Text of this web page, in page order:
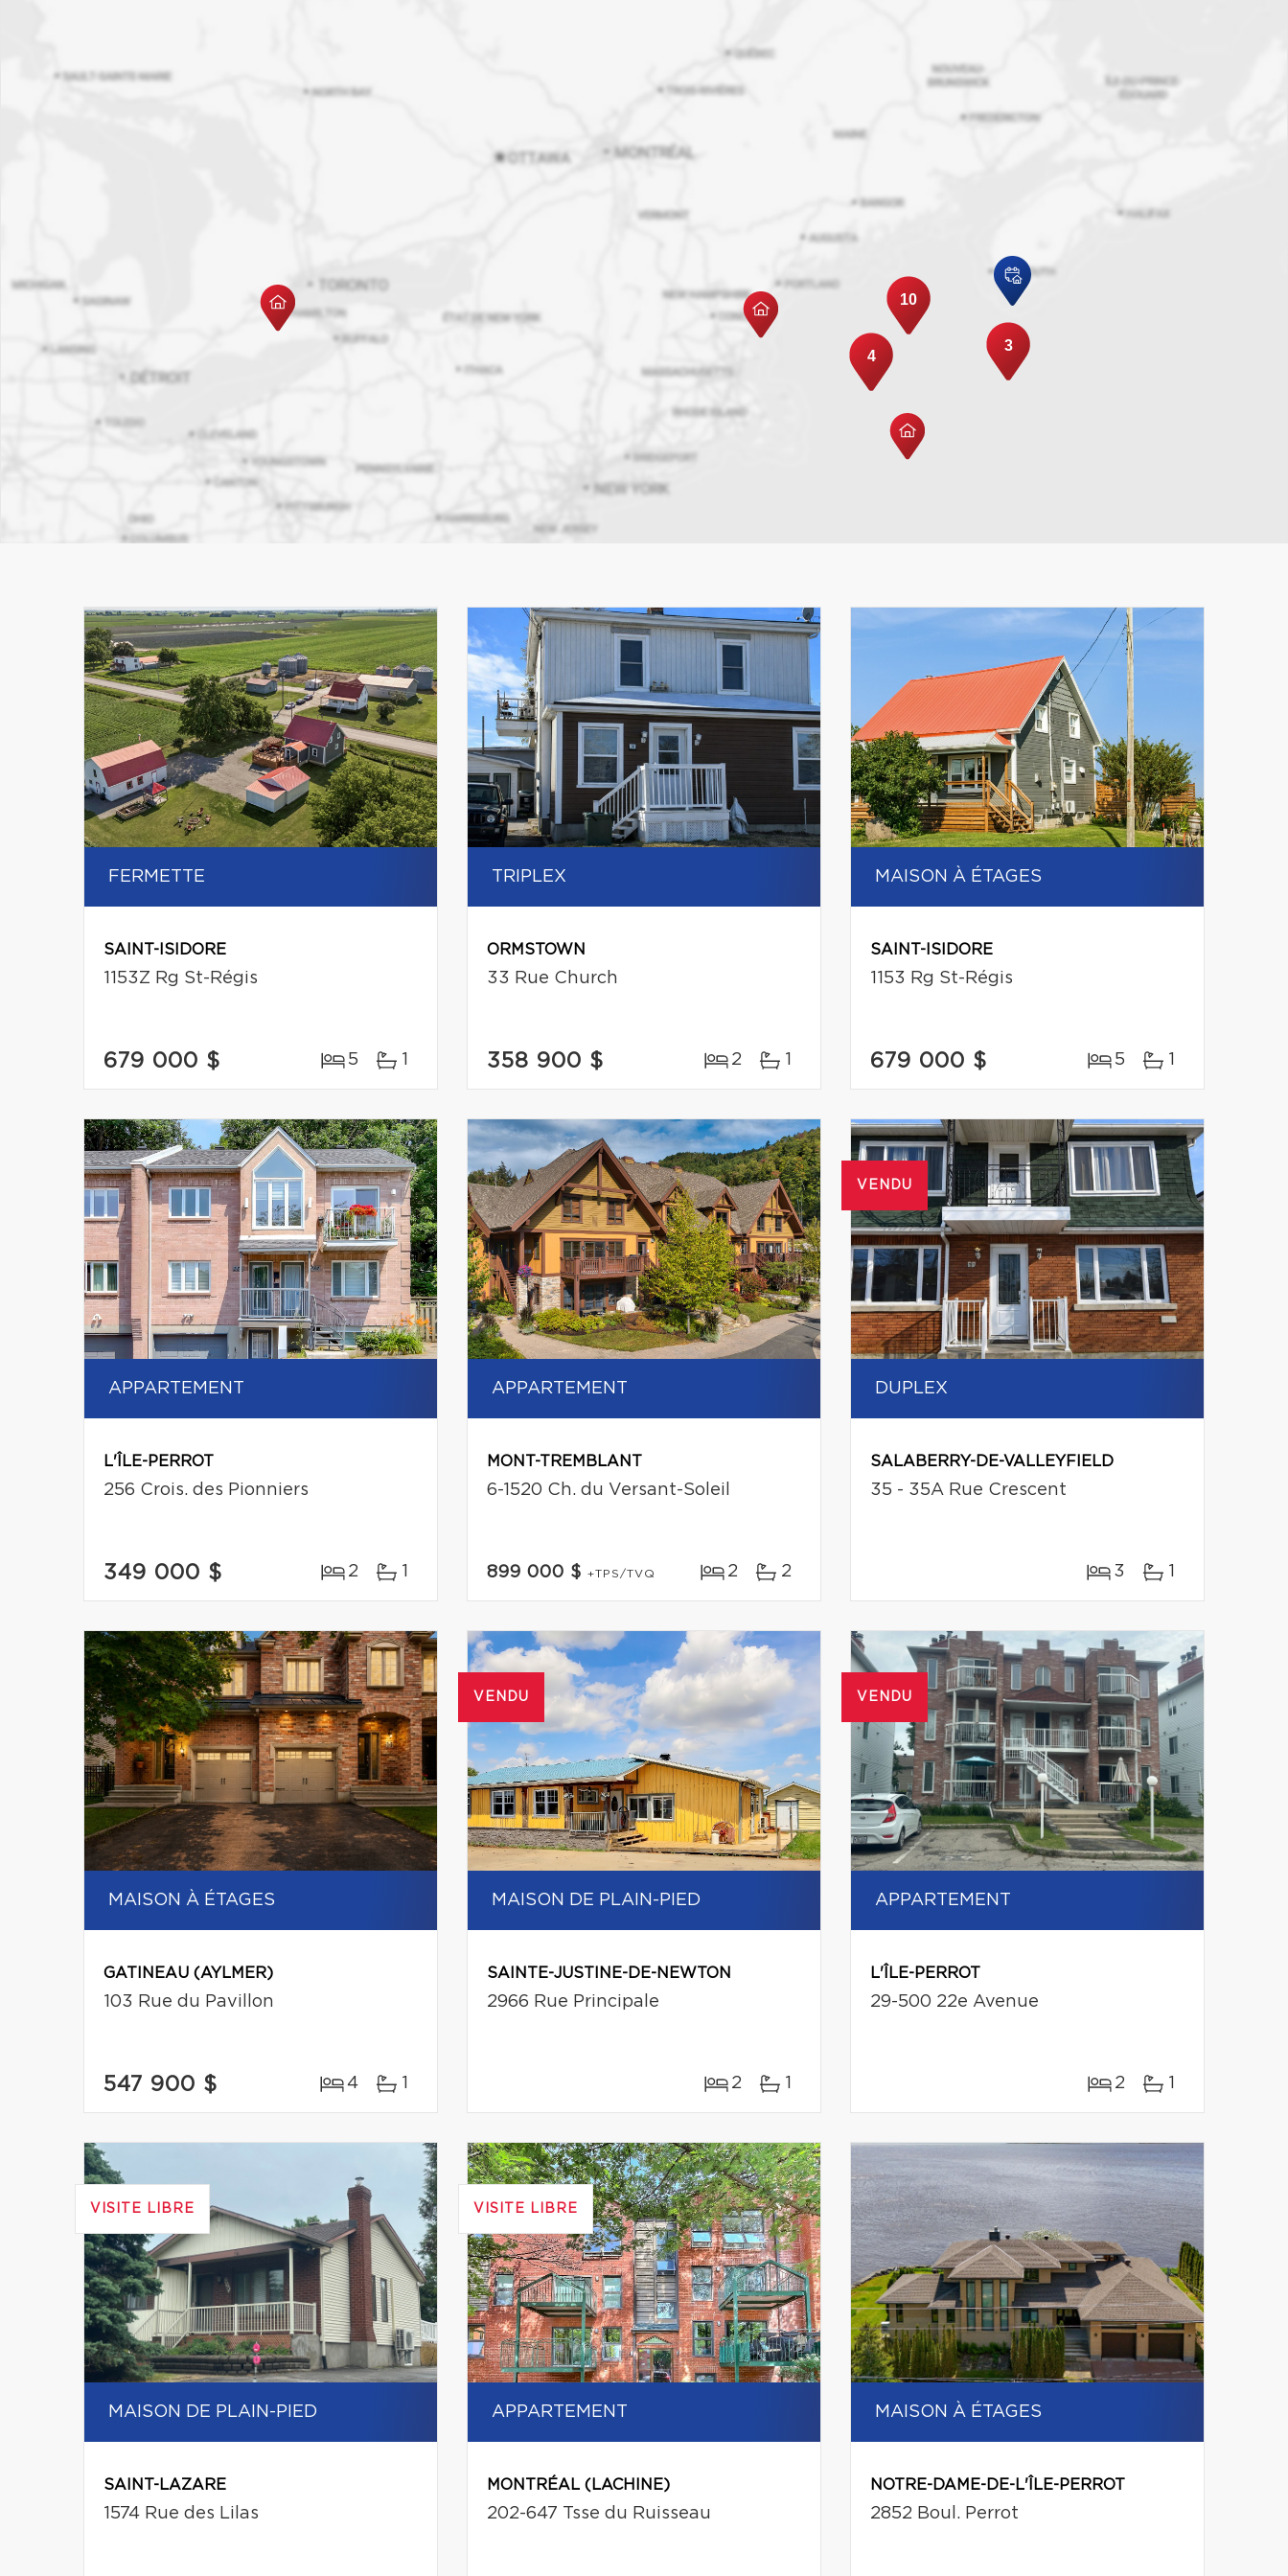
4
10
3
FERMETTE
SAINT-ISIDORE
1153Z Rg St-Régis
679 000 $ 5 1
TRIPLEX
ORMSTOWN
33 Rue Church
358 900 $ 2 1
MAISON À ÉTAGES
SAINT-ISIDORE
1153 Rg St-Régis
679 000 $ 5 1
APPARTEMENT
L'ÎLE-PERROT
256 Crois. des Pionniers
349 000 $ 2 1
APPARTEMENT
MONT-TREMBLANT
6-1520 Ch. du Versant-Soleil
899 000 $ +TPS/TVQ 2 2
VENDU
DUPLEX
SALABERRY-DE-VALLEYFIELD
35 - 35A Rue Crescent
3 1
MAISON À ÉTAGES
GATINEAU (AYLMER)
103 Rue du Pavillon
547 900 $ 4 1
VENDU
MAISON DE PLAIN-PIED
SAINTE-JUSTINE-DE-NEWTON
2966 Rue Principale
2 1
VENDU
APPARTEMENT
L'ÎLE-PERROT
29-500 22e Avenue
2 1
VISITE LIBRE
MAISON DE PLAIN-PIED
SAINT-LAZARE
1574 Rue des Lilas
VISITE LIBRE
APPARTEMENT
MONTRÉAL (LACHINE)
202-647 Tsse du Ruisseau
MAISON À ÉTAGES
NOTRE-DAME-DE-L'ÎLE-PERROT
2852 Boul. Perrot